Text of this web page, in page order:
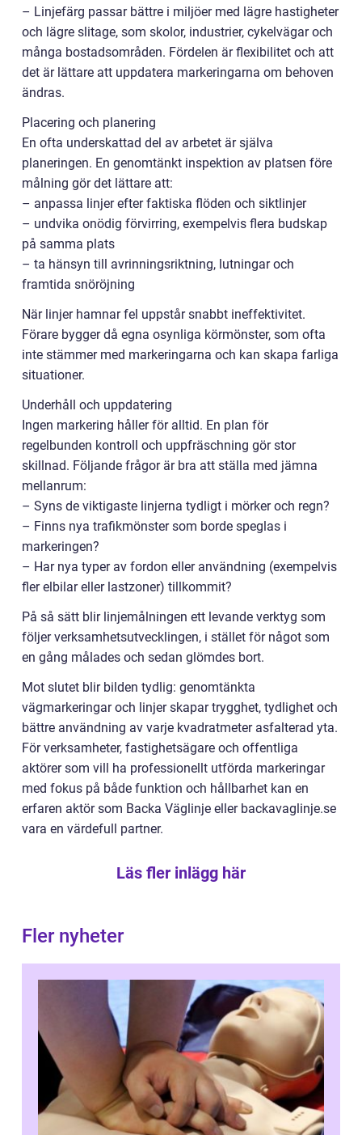
– Linjefärg passar bättre i miljöer med lägre hastigheter
och lägre slitage, som skolor, industrier, cykelvägar och
många bostadsområden. Fördelen är flexibilitet och att
det är lättare att uppdatera markeringarna om behoven
ändras.
Placering och planering
En ofta underskattad del av arbetet är själva
planeringen. En genomtänkt inspektion av platsen före
målning gör det lättare att:
– anpassa linjer efter faktiska flöden och siktlinjer
– undvika onödig förvirring, exempelvis flera budskap
på samma plats
– ta hänsyn till avrinningsriktning, lutningar och
framtida snöröjning
När linjer hamnar fel uppstår snabbt ineffektivitet.
Förare bygger då egna osynliga körmönster, som ofta
inte stämmer med markeringarna och kan skapa farliga
situationer.
Underhåll och uppdatering
Ingen markering håller för alltid. En plan för
regelbunden kontroll och uppfräschning gör stor
skillnad. Följande frågor är bra att ställa med jämna
mellanrum:
– Syns de viktigaste linjerna tydligt i mörker och regn?
– Finns nya trafikmönster som borde speglas i
markeringen?
– Har nya typer av fordon eller användning (exempelvis
fler elbilar eller lastzoner) tillkommit?
På så sätt blir linjemålningen ett levande verktyg som
följer verksamhetsutvecklingen, i stället för något som
en gång målades och sedan glömdes bort.
Mot slutet blir bilden tydlig: genomtänkta
vägmarkeringar och linjer skapar trygghet, tydlighet och
bättre användning av varje kvadratmeter asfalterad yta.
För verksamheter, fastighetsägare och offentliga
aktörer som vill ha professionellt utförda markeringar
med fokus på både funktion och hållbarhet kan en
erfaren aktör som Backa Väglinje eller backavaglinje.se
vara en värdefull partner.
Läs fler inlägg här
Fler nyheter